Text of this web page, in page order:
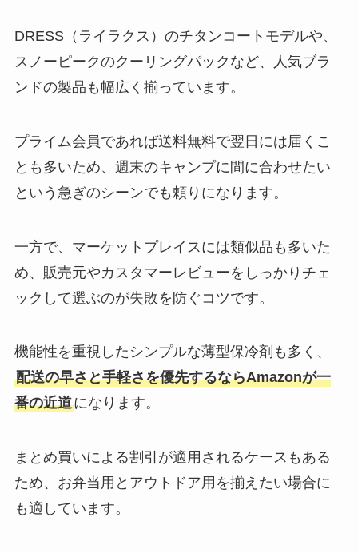
DRESS（ライラクス）のチタンコートモデルや、
スノーピークのクーリングパックなど、人気ブラ
ンドの製品も幅広く揃っています。
プライム会員であれば送料無料で翌日には届くこ
とも多いため、週末のキャンプに間に合わせたい
という急ぎのシーンでも頼りになります。
一方で、マーケットプレイスには類似品も多いた
め、販売元やカスタマーレビューをしっかりチェ
ックして選ぶのが失敗を防ぐコツです。
機能性を重視したシンプルな薄型保冷剤も多く、
配送の早さと手軽さを優先するならAmazonが一
番の近道になります。
まとめ買いによる割引が適用されるケースもある
ため、お弁当用とアウトドア用を揃えたい場合に
も適しています。